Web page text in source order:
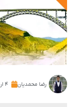
رضا محمدیان ۴ اردیبهشت ۱۴۰۴